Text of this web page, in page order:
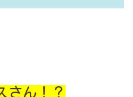
さん！？